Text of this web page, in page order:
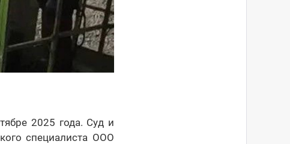
2025 года. Суд и
специалиста ООО